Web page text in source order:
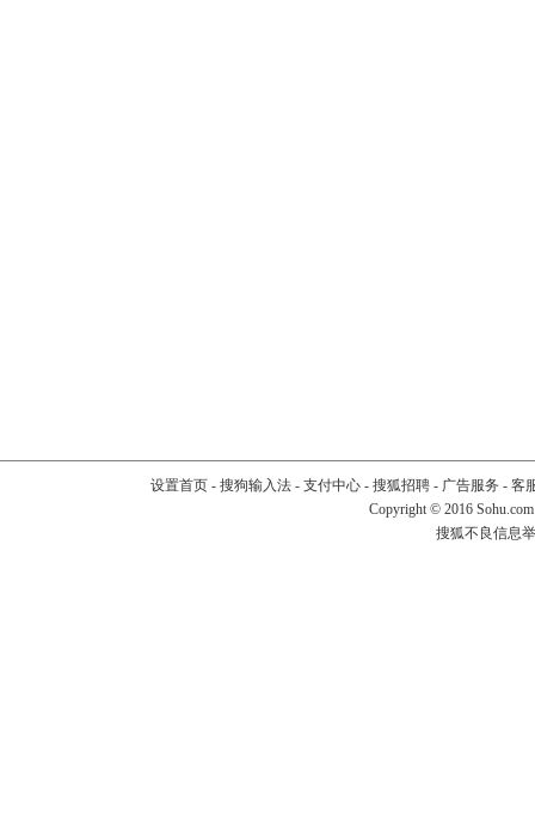
设置首页- 搜狗输入法- 支付中心- 搜狐招聘- 广告服务 - 客
Copyright © 2016
搜狐不良信息